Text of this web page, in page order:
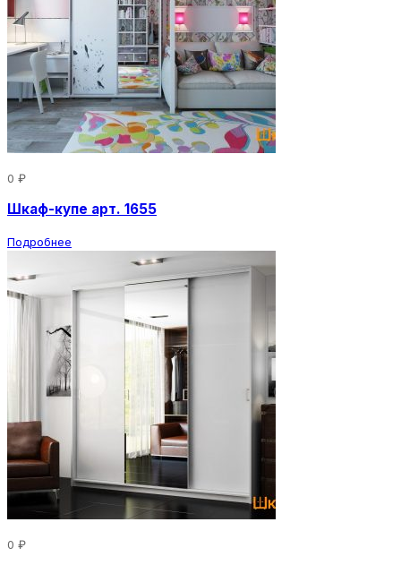
0 ₽
Шкаф-купе арт. 1655
Подробнее
0 ₽